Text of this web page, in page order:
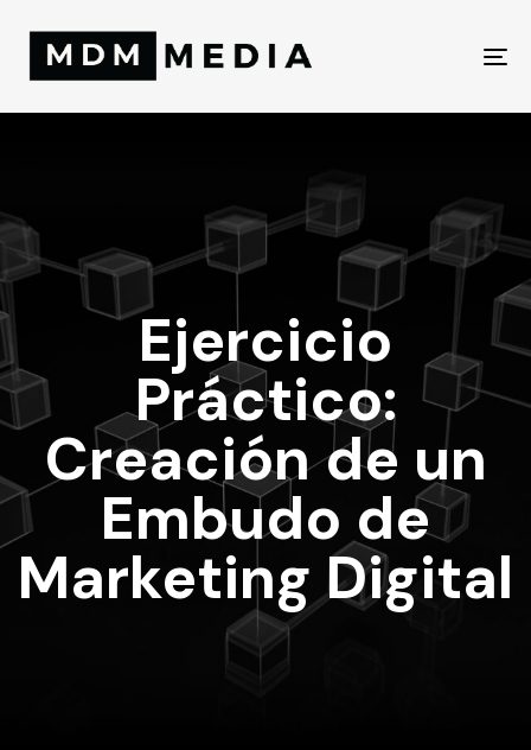
Ejercicio
Práctico:
Creación de un
Embudo de
Marketing Digital